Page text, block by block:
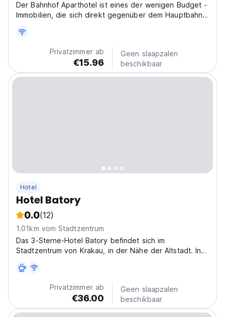
Der Bahnhof Aparthotel ist eines der wenigen Budget -
Immobilien, die sich direkt gegenüber dem Hauptbahn
Die Gäste genießen unsere Annehmlichkeiten und die
einfache Zugänglichkeit zu einem attraktiven Preis
Privatzimmer ab
€15.96
Geen slaapzalen
beschikbaar
Hotel
Hotel Batory
0.0(12)
1.01km vom Stadtzentrum
Das 3-Sterne-Hotel Batory befindet sich im
Stadtzentrum von Krakau, in der Nähe der Altstadt. In
angenehme, warme und heimelige Atmosphäre...
Privatzimmer ab
€36.00
Geen slaapzalen
beschikbaar